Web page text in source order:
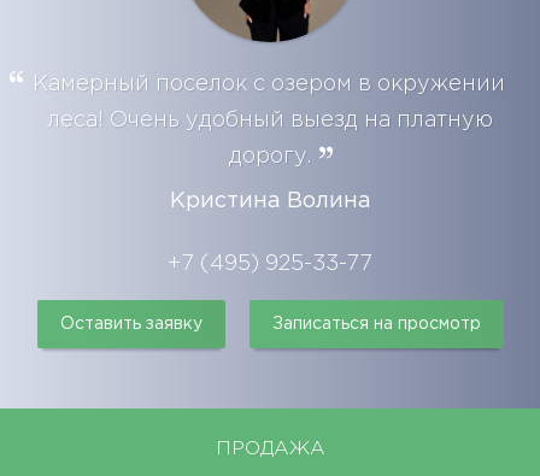
Камерный поселок с озером в окружении
леса! Очень удобный выезд на платную
дорогу.
Кристина Волина
+7 (495) 925-33-77
Оставить заявку Записаться на просмотр
ПРОДАЖА